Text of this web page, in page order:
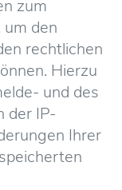
zum
den
rechtlichen
Hierzu
und des
der IP-
Ihrer